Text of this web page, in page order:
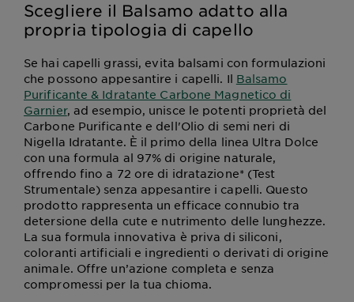
Scegliere il Balsamo adatto alla
propria tipologia di capello
Se hai capelli grassi, evita balsami con formulazioni
che possono appesantire i capelli. Il Balsamo
Purificante & Idratante Carbone Magnetico di
Garnier, ad esempio, unisce le potenti proprietà del
Carbone Purificante e dell'Olio di semi neri di
Nigella Idratante. È il primo della linea Ultra Dolce
con una formula al 97% di origine naturale,
offrendo fino a 72 ore di idratazione* (Test
Strumentale) senza appesantire i capelli. Questo
prodotto rappresenta un efficace connubio tra
detersione della cute e nutrimento delle lunghezze.
La sua formula innovativa è priva di siliconi,
coloranti artificiali e ingredienti o derivati di origine
animale. Offre un’azione completa e senza
compromessi per la tua chioma.